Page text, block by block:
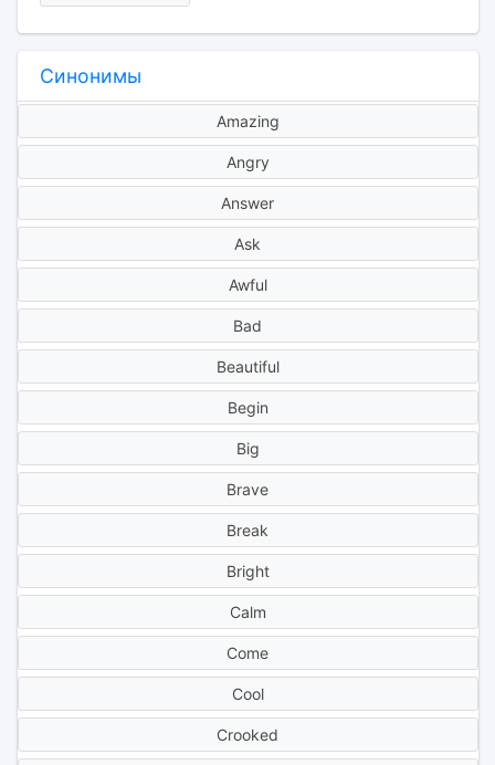
Синонимы
Amazing
Angry
Answer
Ask
Awful
Bad
Beautiful
Begin
Big
Brave
Break
Bright
Calm
Come
Cool
Crooked